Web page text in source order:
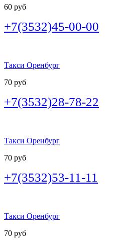
60 руб
+7(3532)45-00-00
Такси Оренбург
70 руб
+7(3532)28-78-22
Такси Оренбург
70 руб
+7(3532)53-11-11
Такси Оренбург
70 руб